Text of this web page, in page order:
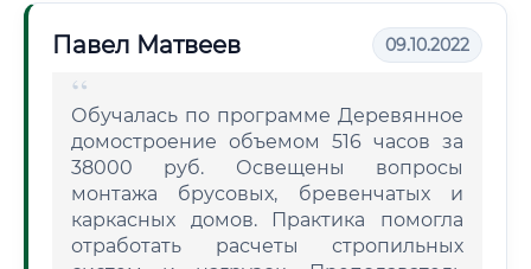
Павел Матвеев 09.10.2022
Обучалась по программе Деревянное
домостроение объемом 516 часов за
38000 руб. Освещены вопросы
монтажа брусовых, бревенчатых и
каркасных домов. Практика помогла
отработать расчеты стропильных